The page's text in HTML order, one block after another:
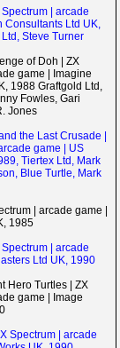
| arcade
Consultants Ltd UK,
Steve Turner
of Doh | ZX
game | Imagine
1988 Graftgold Ltd,
Fowles, Gari
Jones
the Last Crusade |
game | US
Tiertex Ltd, Mark
Blue Turtle, Mark
| arcade game |
1985
| arcade
Ltd UK, 1990
Hero Turtles | ZX
game | Image
Spectrum | arcade